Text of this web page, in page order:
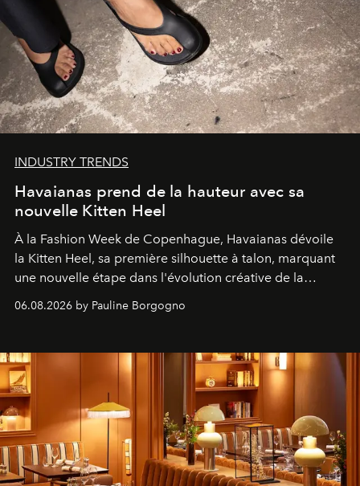
INDUSTRY TRENDS
Havaianas prend de la hauteur avec sa
nouvelle Kitten Heel
À la Fashion Week de Copenhague, Havaianas dévoile
la Kitten Heel, sa première silhouette à talon, marquant
une nouvelle étape dans l'évolution créative de la
06.08.2026 by Pauline Borgogno